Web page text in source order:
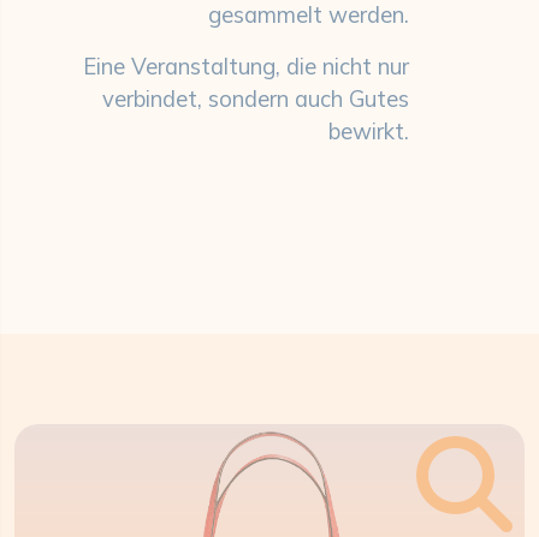
gesammelt werden.
Eine Veranstaltung, die nicht nur
verbindet, sondern auch Gutes
bewirkt.